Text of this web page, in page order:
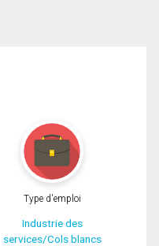
Type d'emploi
Industrie des
services/Cols blancs